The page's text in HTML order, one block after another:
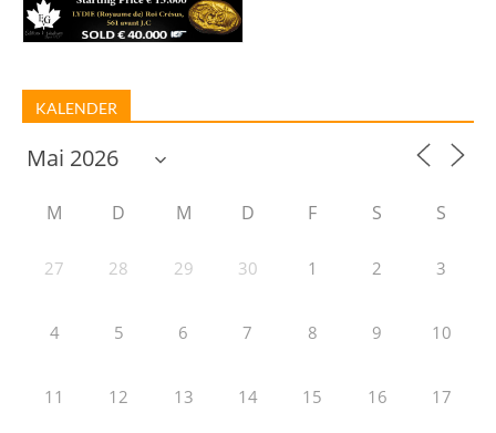
KALENDER
M D M D F S S
27 28 29 30 1 2 3
4 5 6 7 8 9 10
11 12 13 14 15 16 17